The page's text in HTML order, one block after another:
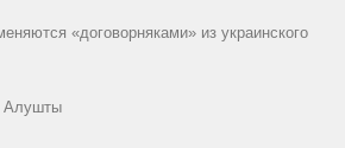
«договорняками» из украинского
Алушты